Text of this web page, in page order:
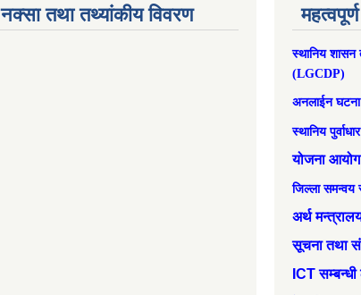
नक्सा तथा तथ्यांकीय विवरण
स्थानिय शासन
(LGCDP)
अनलाईन घटना
स्थानिय
योजना आयोग
जिल्ला समन्वय
अर्थ
सूचना तथा
ICT